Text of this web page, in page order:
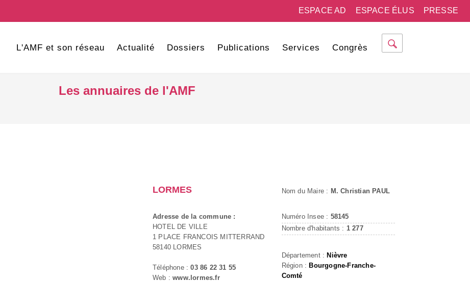
PRESSE
ESPACE ÉLUS
ESPACE AD
L'AMF et son réseau Actualité Dossiers Publications Services Congrès
Les annuaires de l'AMF
LORMES
Adresse de la commune :
HOTEL DE VILLE
1 PLACE FRANCOIS MITTERRAND
58140 LORMES
Téléphone :03 86 22 31 55
Web :www.lormes.fr
Nom du Maire : M. Christian PAUL
Numéro Insee : 58145
Nombre d'habitants : 1 277
Département : Nièvre
Région : Bourgogne-Franche-
Comté